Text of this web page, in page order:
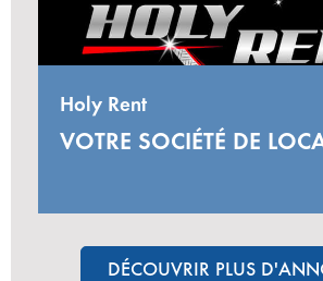
Holy Rent
VOTRE SOCIÉTÉ DE
DÉCOUVRIR PLUS